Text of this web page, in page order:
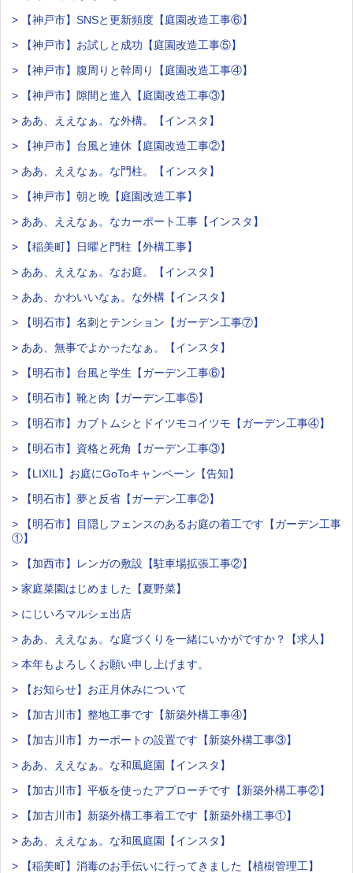
> 【神戸市】SNSと更新頻度【庭園改造工事⑥】
> 【神戸市】お試しと成功【庭園改造工事⑤】
> 【神戸市】腹周りと幹周り【庭園改造工事④】
> 【神戸市】隙間と進入【庭園改造工事③】
> ああ、ええなぁ。な外構。【インスタ】
> 【神戸市】台風と連休【庭園改造工事②】
> ああ、ええなぁ。な門柱。【インスタ】
> 【神戸市】朝と晩【庭園改造工事】
> ああ、ええなぁ。なカーポート工事【インスタ】
> 【稲美町】日曜と門柱【外構工事】
> ああ、ええなぁ。なお庭。【インスタ】
> ああ、かわいいなぁ。な外構【インスタ】
> 【明石市】名刺とテンション【ガーデン工事⑦】
> ああ、無事でよかったなぁ。【インスタ】
> 【明石市】台風と学生【ガーデン工事⑥】
> 【明石市】靴と肉【ガーデン工事⑤】
> 【明石市】カブトムシとドイツモコイツモ【ガーデン工事④】
> 【明石市】資格と死角【ガーデン工事③】
> 【LIXIL】お庭にGoToキャンペーン【告知】
> 【明石市】夢と反省【ガーデン工事②】
> 【明石市】目隠しフェンスのあるお庭の着工です【ガーデン工事
①】
> 【加西市】レンガの敷設【駐車場拡張工事②】
> 家庭菜園はじめました【夏野菜】
> にじいろマルシェ出店
> ああ、ええなぁ。な庭づくりを一緒にいかがですか？【求人】
> 本年もよろしくお願い申し上げます。
> 【お知らせ】お正月休みについて
> 【加古川市】整地工事です【新築外構工事④】
> 【加古川市】カーポートの設置です【新築外構工事③】
> ああ、ええなぁ。な和風庭園【インスタ】
> 【加古川市】平板を使ったアプローチです【新築外構工事②】
> 【加古川市】新築外構工事着工です【新築外構工事①】
> ああ、ええなぁ。な和風庭園【インスタ】
> 【稲美町】消毒のお手伝いに行ってきました【植樹管理工】